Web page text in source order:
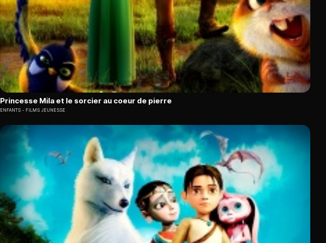
Princesse Mila et le sorcier au coeur de pierre
ENFANTS FILMS JEUNESSE